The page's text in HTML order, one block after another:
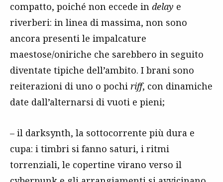
compatto, poiché non eccede in delay e
riverberi: in linea di massima, non sono
ancora presenti le impalcature
maestose/oniriche che sarebbero in seguito
diventate tipiche dell’ambito. I brani sono
reiterazioni di uno o pochi riff, con dinamiche
date dall’alternarsi di vuoti e pieni;
– il darksynth, la sottocorrente più dura e
cupa: i timbri si fanno saturi, i ritmi
torrenziali, le copertine virano verso il